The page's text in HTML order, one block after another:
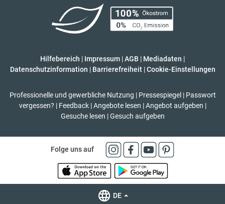
Hilfebereich | Impressum |AGB | Mediadaten |
Datenschutzinformation | Barrierefreiheit | Cookie-Einstellungen
Professionelle und gewerbliche Nutzung | Pressespiegel | Passwort
vergessen? | Feedback | Angebote lesen | Angebot aufgeben |
Gesuche lesen | Gesuch aufgeben
Folge uns auf
DE